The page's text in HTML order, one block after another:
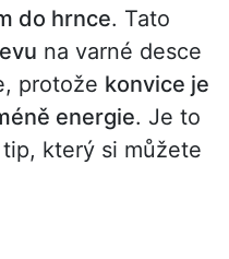
do hrnce. Tato
na varné desce
protože konvice je
energie. Je to
který si můžete